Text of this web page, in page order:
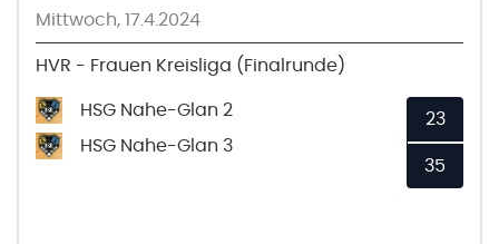
Mittwoch, 17.4.2024
HVR - Frauen Kreisliga (Finalrunde)
HSG Nahe-Glan 2
HSG Nahe-Glan 3
23
35